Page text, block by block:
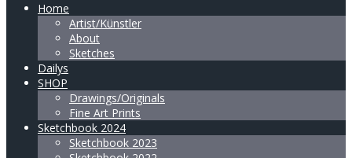
Home
Artist/Künstler
About
Sketches
Dailys
SHOP
Drawings/Originals
Fine Art Prints
Sketchbook 2024
Sketchbook 2023